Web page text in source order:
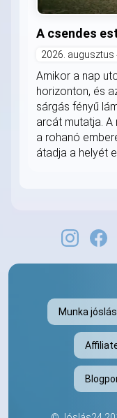
A csendes
2026. augusztus
Amikor a nap
horizonton, és
sárgás fényű
arcát mutatja.
a rohanó
átadja a helyét
Munka jóslás